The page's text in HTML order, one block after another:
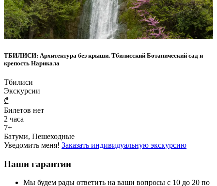
ТБИЛИСИ: Архитектура без крыши. Тбилисский Ботанический сад и
крепость Нарикала
Тбилиси
Экскурсии
₾
Билетов нет
2 часа
7+
Батуми, Пешеходные
Уведомить меня! Заказать индивидуальную экскурсию
Наши гарантии
Мы будем рады ответить на ваши вопросы с 10 до 20 по